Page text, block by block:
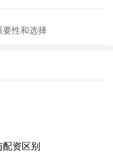
性和选择
资区别